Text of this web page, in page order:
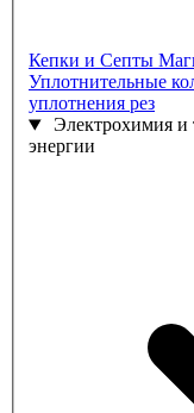
Кепки и Септы
Уплотнительные
уплотнения рез
Электрохимия и
энергии